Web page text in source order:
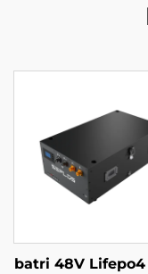
batri 48V Lifepo4